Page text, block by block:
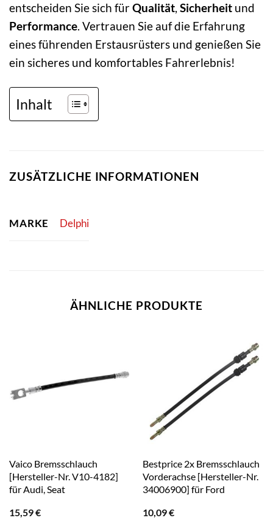
entscheiden Sie sich fürQualität, Sicherheit und
Performance. Vertrauen Sie auf die Erfahrung
eines führenden Erstausrüsters und genießen Sie
ein sicheres und komfortables Fahrerlebnis!
Inhalt
ZUSÄTZLICHE INFORMATIONEN
MARKE Delphi
ÄHNLICHE PRODUKTE
Vaico Bremsschlauch
[Hersteller-Nr. V10-4182]
für Audi, Seat
15,59€
Bestprice 2x Bremsschlauch
Vorderachse [Hersteller-Nr.
34006900] für Ford
10,09€